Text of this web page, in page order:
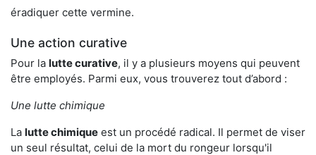
éradiquer cette vermine.
Une action curative
Pour la lutte curative, il y a plusieurs moyens qui peuvent
être employés. Parmi eux, vous trouverez tout d’abord :
Une lutte chimique
La lutte chimique est un procédé radical. Il permet de viser
un seul résultat, celui de la mort du rongeur lorsqu'il